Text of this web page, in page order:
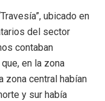
ubicado en
del sector
contaban
en la zona
zona central habían
y sur había